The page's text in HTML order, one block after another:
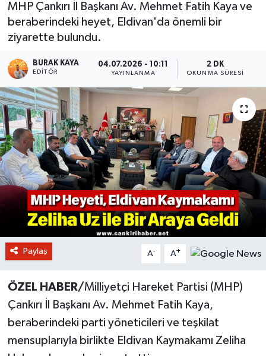
MHP Çankırı İl Başkanı Av. Mehmet Fatih Kaya ve
beraberindeki heyet, Eldivan'da önemli bir
ziyarette bulundu.
BURAK KAYA
EDITÖR
04.07.2026 - 10:11
YAYINLANMA
2 DK
OKUNMA SÜRESI
Paylaş A- A+
ÖZEL HABER/Milliyetçi Hareket Partisi (MHP)
Çankırı İl Başkanı Av. Mehmet Fatih Kaya,
beraberindeki parti yöneticileri ve teşkilat
mensuplarıyla birlikte Eldivan Kaymakamı Zeliha